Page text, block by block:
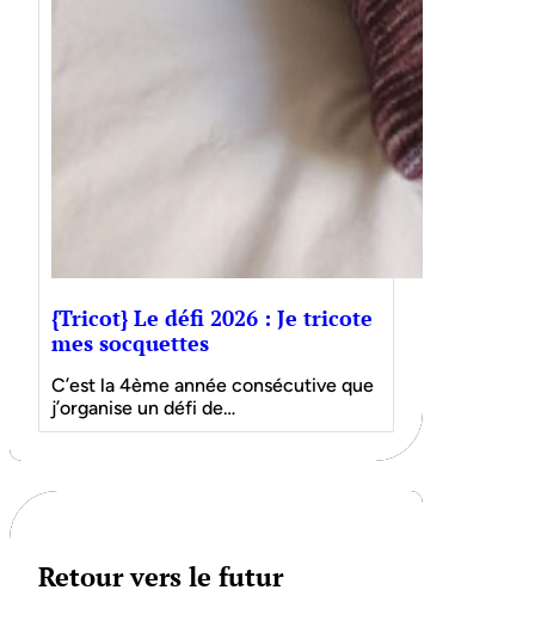
{Tricot} Le défi 2026 : Je tricote
mes socquettes
C’est la 4ème année consécutive que
j’organise un défi de…
Retour vers le futur